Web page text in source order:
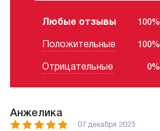
Любые отзывы 100%
Положительные 100%
Отрицательные 0%
Анжелика
07 декабря 2023